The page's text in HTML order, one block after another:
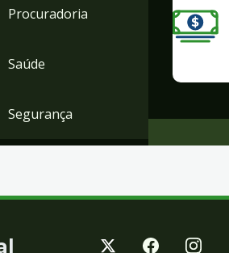
Procuradoria
Saúde
Segurança